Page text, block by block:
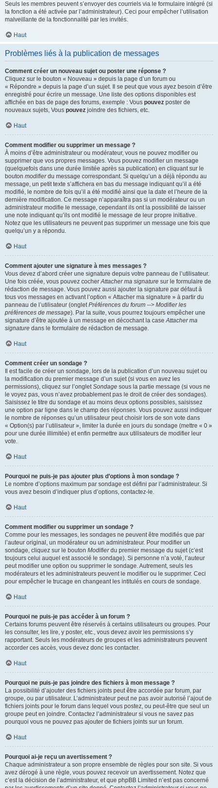
Seuls les membres peuvent s’envoyer des courriels via le formulaire intégré (si
la fonction a été activée par l’administrateur). Ceci pour empêcher l’utilisation
malveillante de la fonctionnalité par les invités.
Haut
Problèmes liés à la publication de messages
Comment créer un nouveau sujet ou poster une réponse ?
Cliquez sur le bouton « Nouveau » depuis la page d’un forum ou
« Répondre » depuis la page d’un sujet. Il se peut que vous ayez besoin d’être
enregistré pour écrire un message. Une liste des options disponibles est
affichée en bas de page des forums, exemple : Vous pouvez poster de
nouveaux sujets, Vous pouvez joindre des fichiers, etc.
Haut
Comment modifier ou supprimer un message ?
À moins d’être administrateur ou modérateur, vous ne pouvez modifier ou
supprimer que vos propres messages. Vous pouvez modifier un message
(quelquefois dans une durée limitée après sa publication) en cliquant sur le
bouton modifierdu message correspondant. Si quelqu’un a déjà répondu au
message, un petit texte s’affichera en bas du message indiquant qu’il a été
modifié, le nombre de fois qu’il a été modifié ainsi que la date et l’heure de la
dernière modification. Ce message n’apparaîtra pas si un modérateur ou un
administrateur modifie le message, cependant ils ont la possibilité de laisser
une note indiquant qu’ils ont modifié le message de leur propre initiative.
Notez que les utilisateurs ne peuvent pas supprimer un message une fois que
quelqu’un y a répondu.
Haut
Comment ajouter une signature à mes messages ?
Vous devez d’abord créer une signature depuis votre panneau de l’utilisateur.
Une fois créée, vous pouvez cocherAttacher ma signature sur le formulaire de
rédaction de message. Vous pouvez aussi ajouter la signature par défaut à
tous vos messages en activant l’option « Attacher ma signature » à partir du
panneau de l’utilisateur (ongletPréférences du forum --> Modifier les
préférences de message). Par la suite, vous pourrez toujours empêcher une
signature d’être ajoutée à un message en décochant la caseAttacher ma
signature dans le formulaire de rédaction de message.
Haut
Comment créer un sondage ?
Il est facile de créer un sondage, lors de la publication d’un nouveau sujet ou
la modification du premier message d’un sujet (si vous en avez les
permissions), cliquez sur l’ongletSondage sous la partie message (si vous ne
le voyez pas, vous n’avez probablement pas le droit de créer des sondages).
Saisissez le titre du sondage et au moins deux options possibles, saisissez
une option par ligne dans le champ des réponses. Vous pouvez aussi indiquer
le nombre de réponses qu’un utilisateur peut choisir lors de son vote dans
« Option(s) par l’utilisateur », limiter la durée en jours du sondage (mettre « 0 »
pour une durée illimitée) et enfin permettre aux utilisateurs de modifier leur
vote.
Haut
Pourquoi ne puis-je pas ajouter plus d’options à mon sondage ?
Le nombre d’options maximum par sondage est défini par l’administrateur. Si
vous avez besoin d’indiquer plus d’options, contactez-le.
Haut
Comment modifier ou supprimer un sondage ?
Comme pour les messages, les sondages ne peuvent être modifiés que par
l’auteur original, un modérateur ou un administrateur. Pour modifier un
sondage, cliquez sur le bouton Modifierdu premier message du sujet (c’est
toujours celui auquel est associé le sondage). Si personne n’a voté, l’auteur
peut modifier une option ou supprimer le sondage. Autrement, seuls les
modérateurs et les administrateurs peuvent le modifier ou le supprimer. Ceci
pour empêcher le trucage en changeant les intitulés en cours de sondage.
Haut
Pourquoi ne puis-je pas accéder à un forum ?
Certains forums peuvent être réservés à certains utilisateurs ou groupes. Pour
les consulter, les lire, y poster, etc., vous devez avoir les permissions s’y
rapportant. Seuls les modérateurs de groupes et les administrateurs peuvent
accorder ces accès, vous devez donc les contacter.
Haut
Pourquoi ne puis-je pas joindre des fichiers à mon message ?
La possibilité d’ajouter des fichiers joints peut être accordée par forum, par
groupe, ou par utilisateur. L’administrateur peut ne pas avoir autorisé l’ajout de
fichiers joints pour le forum dans lequel vous postez, ou peut-être que seul un
groupe peut en joindre. Contactez l’administrateur si vous ne savez pas
pourquoi vous ne pouvez pas ajouter de fichiers joints sur un forum.
Haut
Pourquoi ai-je reçu un avertissement ?
Chaque administrateur a son propre ensemble de règles pour son site. Si vous
avez dérogé à une règle, vous pouvez recevoir un avertissement. Notez que
c’est la décision de l’administrateur, et que phpBB Limited n’est pas concerné